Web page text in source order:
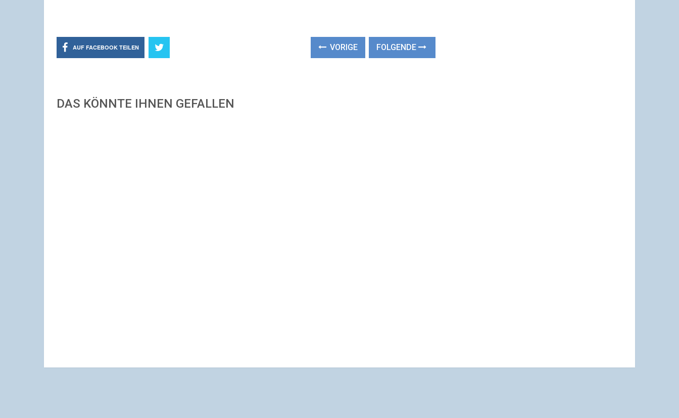
AUF FACEBOOK TEILEN VORIGE FOLGENDE
DAS KÖNNTE IHNEN GEFALLEN